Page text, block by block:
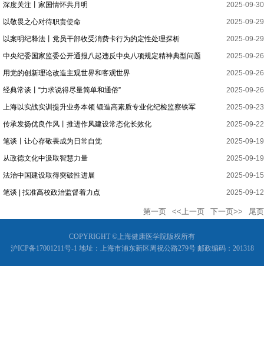
深度关注丨家国情怀共月明 2025-09-30
以敬畏之心对待职责使命 2025-09-29
以案明纪释法丨党员干部收受消费卡行为的定性处理探析 2025-09-29
中央纪委国家监委公开通报八起违反中央八项规定精神典型问题 2025-09-26
用党的创新理论改造主观世界和客观世界 2025-09-26
经典常谈丨“力求说得尽量简单和通俗” 2025-09-26
上海以实战实训提升业务本领 锻造高素质专业化纪检监察铁军 2025-09-23
传承发扬优良作风丨推进作风建设常态化长效化 2025-09-22
笔谈丨让心存敬畏成为日常自觉 2025-09-19
从政德文化中汲取智慧力量 2025-09-19
法治中国建设取得突破性进展 2025-09-15
笔谈 | 找准高校政治监督着力点 2025-09-12
第一页 <<上一页 下一页>> 尾页
COPYRIGHT ©上海健康医学院版权所有
沪ICP备17001211号-1 地址：上海市浦东新区周祝公路279号 邮政编码：201318